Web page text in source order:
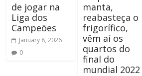
de jogar na
Liga dos
Campeões
January 8, 2026
0
manta,
reabasteça o
frigorífico,
vêm aí os
quartos do
final do
mundial 2022